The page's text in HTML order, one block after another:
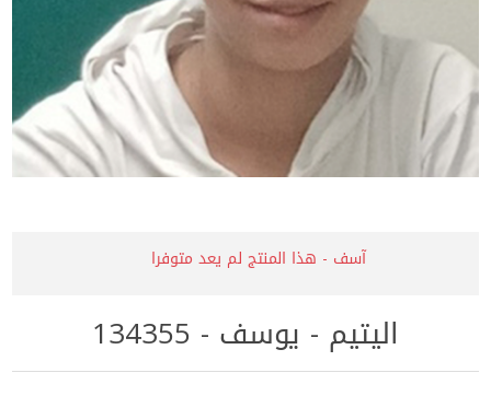
آسف - هذا المنتج لم يعد متوفرا
اليتيم - يوسف - 134355